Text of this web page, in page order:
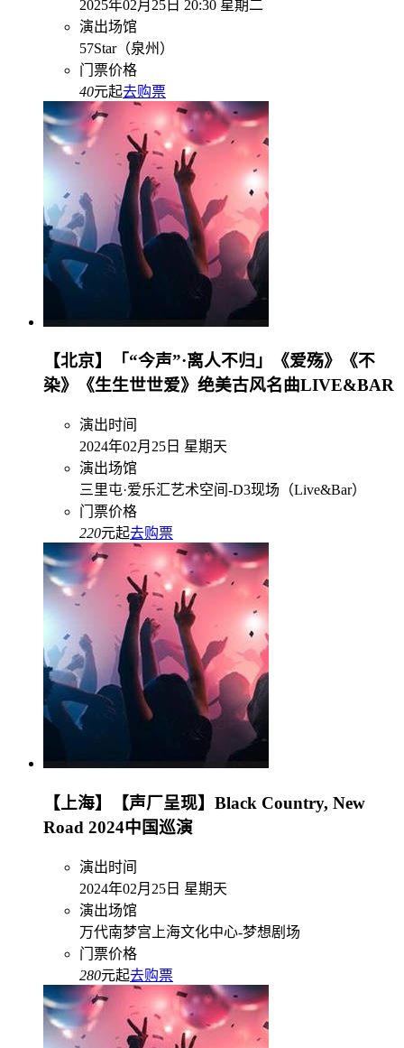
2025年02月25日 20:30 星期二
演出场馆
57Star（泉州）
门票价格
40元起去购票
【北京】「“今声”·离人不归」《爱殇》《不
染》《生生世世爱》绝美古风名曲LIVE&BAR
演出时间
2024年02月25日 星期天
演出场馆
三里屯·爱乐汇艺术空间-D3现场（Live&Bar）
门票价格
220元起去购票
【上海】【声厂呈现】Black Country, New
Road 2024中国巡演
演出时间
2024年02月25日 星期天
演出场馆
万代南梦宫上海文化中心-梦想剧场
门票价格
280元起去购票